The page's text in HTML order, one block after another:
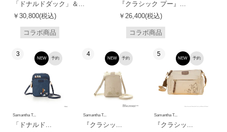
「ドナルドダック」＆...
￥30,800(税込)
コラボ商品
『クラシック プー』...
￥26,400(税込)
コラボ商品
3
予約
NEW
Samantha T...
「ドナルド...
4
予約
NEW
Samantha T...
『クラシッ...
5
予約
NEW
Samantha T...
『クラシッ...